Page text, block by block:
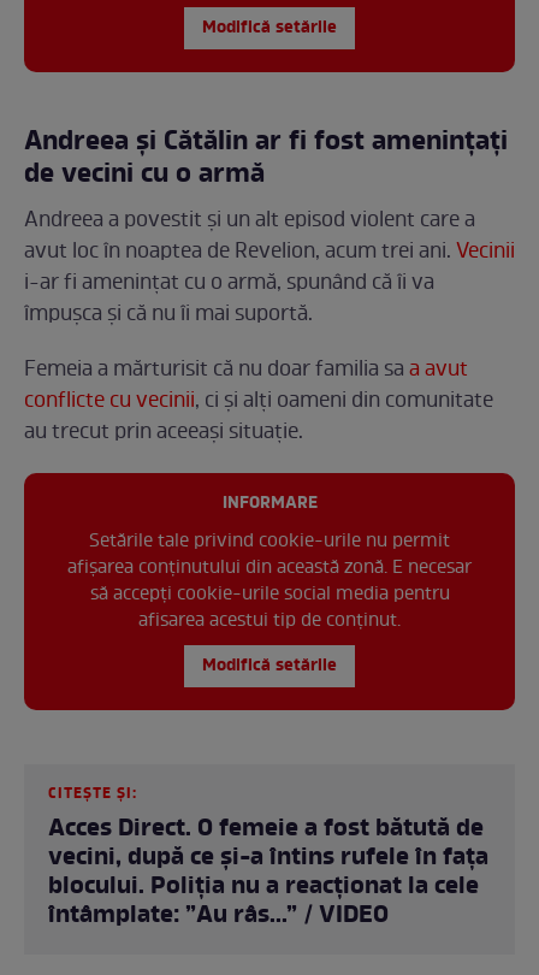
Modifică setările
Andreea și Cătălin ar fi fost amenințați
de vecini cu o armă
Andreea a povestit și un alt episod violent care a
avut loc în noaptea de Revelion, acum trei ani.Vecinii
i-ar fi amenințat cu o armă, spunând că îi va
împușca și că nu îi mai suportă.
Femeia a mărturisit că nu doar familia saa avut
conflicte cu vecinii, ci și alți oameni din comunitate
au trecut prin aceeași situație.
INFORMARE
Setările tale privind cookie-urile nu permit
afișarea conținutului din această zonă. E necesar
să accepți cookie-urile social media pentru
afisarea acestui tip de conținut.
Modifică setările
CITEȘTE ȘI:
Acces Direct. O femeie a fost bătută de
vecini, după ce și-a întins rufele în fața
blocului. Poliția nu a reacționat la cele
întâmplate: ”Au râs...” / VIDEO